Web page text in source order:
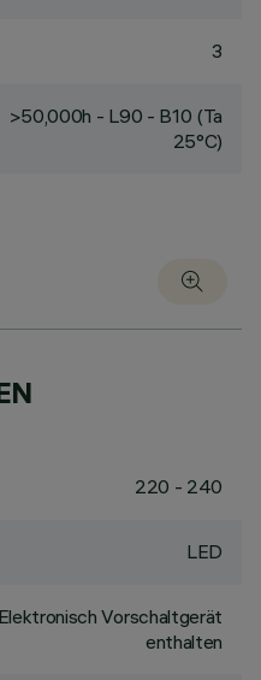
3
>50,000h - L90 - B10 (Ta
25°C)
220 - 240
LED
Elektronisch Vorschaltgerät
enthalten